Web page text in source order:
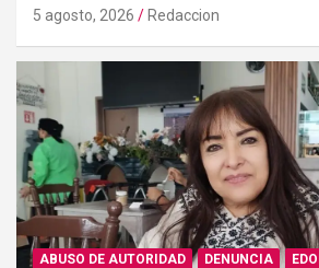
5 agosto, 2026 Redaccion
ABUSO DE AUTORIDAD DENUNCIA